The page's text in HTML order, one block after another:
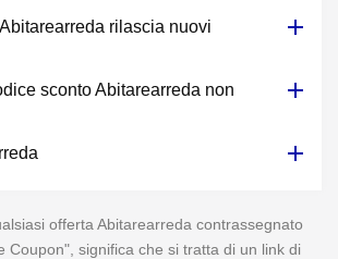
rilascia nuovi
sconto Abitarearreda non
offerta Abitarearreda contrassegnato
Coupon", significa che si tratta di un link di